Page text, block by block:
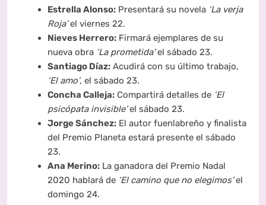
Estrella Alonso:Presentará su novela ‘La verja
Roja’el viernes 22.
Nieves Herrero:Firmará ejemplares de su
nueva obra ‘La prometida’el sábado 23.
Santiago Díaz:Acudirá con su último trabajo,
‘El amo’, el sábado 23.
Concha Calleja:Compartirá detalles de ‘El
psicópata invisible’el sábado 23.
Jorge Sánchez:El autor fuenlabreño y finalista
del Premio Planeta estará presente el sábado
23.
Ana Merino:La ganadora del Premio Nadal
2020 hablará de ‘El camino que no elegimos’el
domingo 24.